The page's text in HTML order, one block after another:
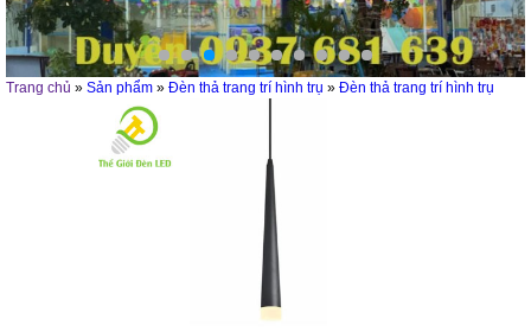
Trang chủ » Sản phẩm » Đèn thả trang trí hình trụ » Đèn thả trang trí hình trụ